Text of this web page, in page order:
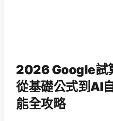
2026 Google試
從基礎公式到AI
能全攻略